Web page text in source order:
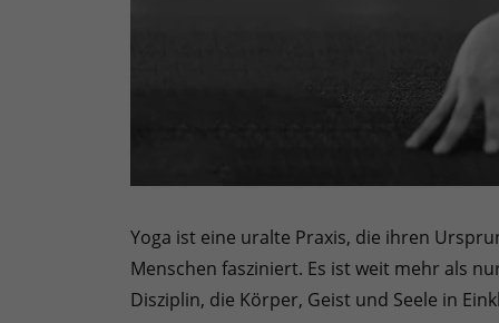
Yoga ist eine uralte Praxis, die ihren
Menschen fasziniert. Es ist weit mehr als
Disziplin, die Körper, Geist und Seele in